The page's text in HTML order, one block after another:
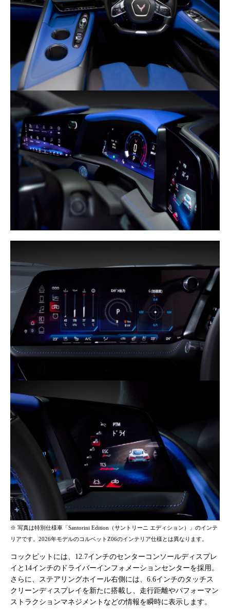
※ 写真は特別仕様車「Santorini Edition（サントリーニ エディション）」のインテ
リアです。2026年モデルのコルベットZ06のインテリア仕様とは異なります。
コックピットには、 12.7インチのセンターコンソールディスプレ
イと 14インチのドライバーインフォメーションセンターを採用。
さらに、ステアリングホイール右側には、 6.6インチのタッチス
クリーンディスプレイを新たに搭載し、走行距離やパフォーマン
ストラクションマネジメントなどの情報を瞬時に表示します。